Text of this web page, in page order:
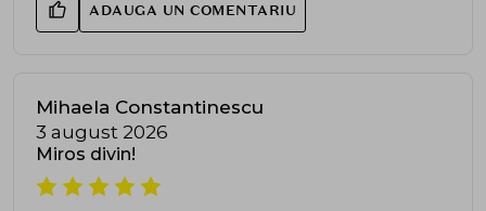
ADAUGA UN COMENTARIU
Mihaela Constantinescu
3 august 2026
Miros divin!